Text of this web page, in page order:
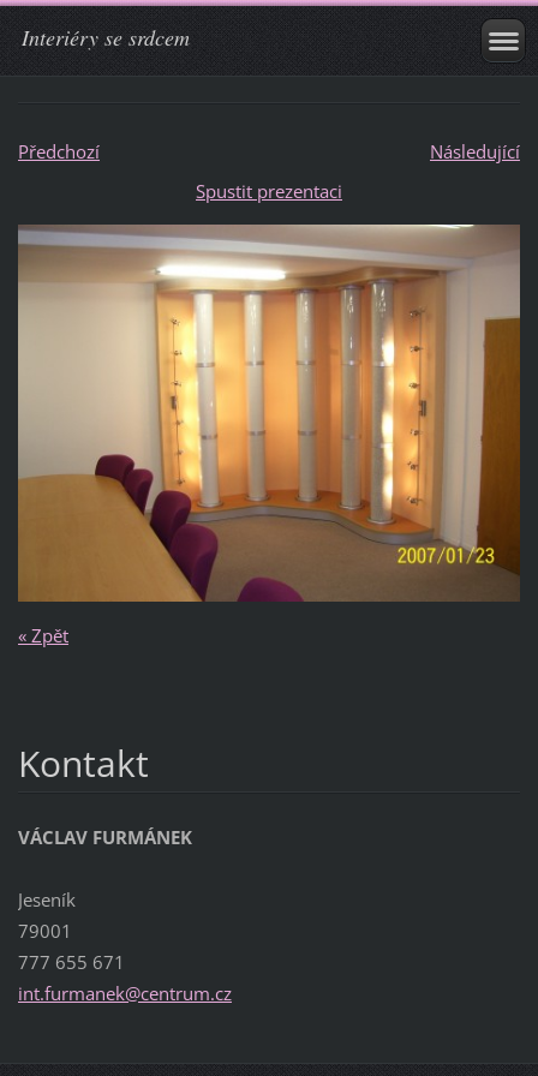
Interiéry se srdcem
Předchozí
Následující
Spustit prezentaci
« Zpět
Kontakt
VÁCLAV FURMÁNEK
Jeseník
79001
777 655 671
int.furmanek@centrum.cz